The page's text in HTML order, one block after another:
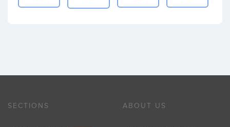
SECTIONS ABOUT US